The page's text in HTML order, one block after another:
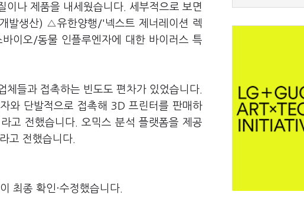
이나 제품을 내세웠습니다. 세부적으로 보면
발생산) △유한양행/'넥스트 제너레이션 렉
이오/동물 인플루엔자에 대한 바이러스 특
들과 접촉하는 빈도도 편차가 있었습니다.
와 단발적으로 접촉해 3D 프린터를 판매하
고 전했습니다. 오믹스 분석 플랫폼을 제공
고 전했습니다.
최종 확인·수정했습니다.